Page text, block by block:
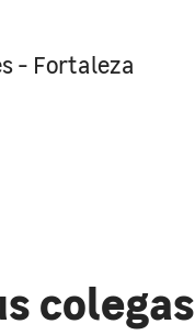
- Fortaleza
colegas